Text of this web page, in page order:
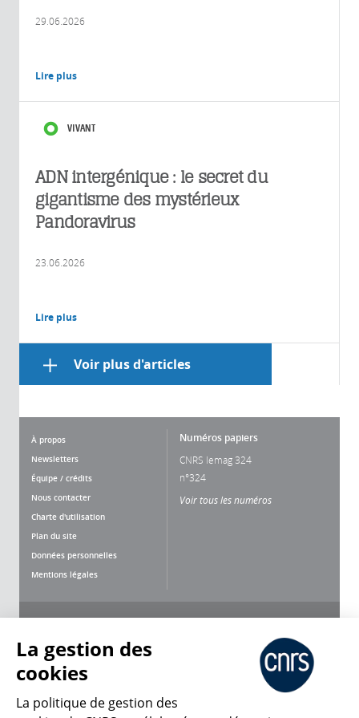
29.06.2026
Lire plus
VIVANT
ADN intergénique : le secret du
gigantisme des mystérieux
Pandoravirus
23.06.2026
Lire plus
Voir plus d'articles
À propos
Newsletters
Équipe / crédits
Nous contacter
Charte d'utilisation
Plan du site
Données personnelles
Mentions légales
Numéros papiers
CNRS lemag 324
n°324
Voir tous les numéros
La gestion des
cookies
La politique de gestion des